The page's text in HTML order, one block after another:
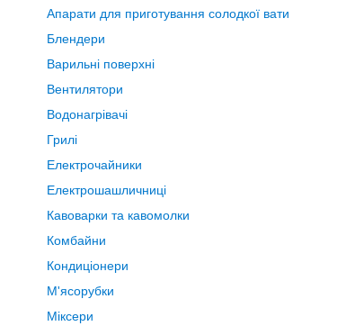
Апарати для приготування солодкої вати
Блендери
Варильні поверхні
Вентилятори
Водонагрівачі
Грилі
Електрочайники
Електрошашличниці
Кавоварки та кавомолки
Комбайни
Кондиціонери
М'ясорубки
Міксери